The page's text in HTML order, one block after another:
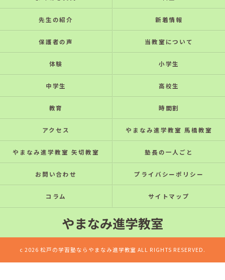
先生の紹介 新着情報
保護者の声 当教室について
体験 小学生
中学生 高校生
教育 時間割
アクセス やまなみ進学教室 馬橋教室
やまなみ進学教室 矢切教室 塾長の一人ごと
お問い合わせ プライバシーポリシー
コラム サイトマップ
c 2026 松戸の学習塾ならやまなみ進学教室 ALL RIGHTS RESERVED.